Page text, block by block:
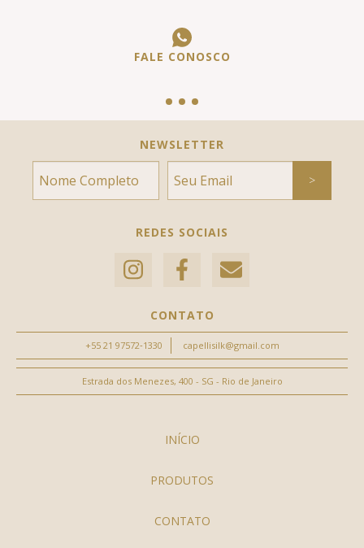
FALE CONOSCO
NEWSLETTER
REDES SOCIAIS
CONTATO
‪+55 21 97572‑1330‬ capellisilk@gmail.com
Estrada dos Menezes, 400 - SG - Rio de Janeiro
INÍCIO
PRODUTOS
CONTATO